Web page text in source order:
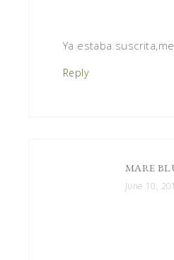
Ya estaba
Reply
MARE
June 10,